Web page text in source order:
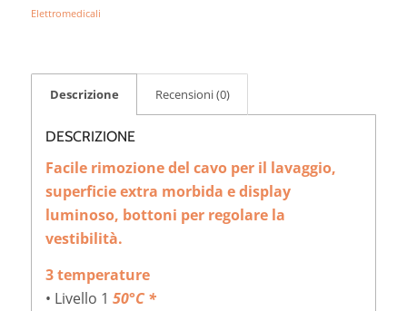
Elettromedicali
Descrizione Recensioni (0)
DESCRIZIONE
Facile rimozione del cavo per il lavaggio,
superficie extra morbida e display
luminoso, bottoni per regolare la
vestibilità.
3 temperature
• Livello 1 50°C *